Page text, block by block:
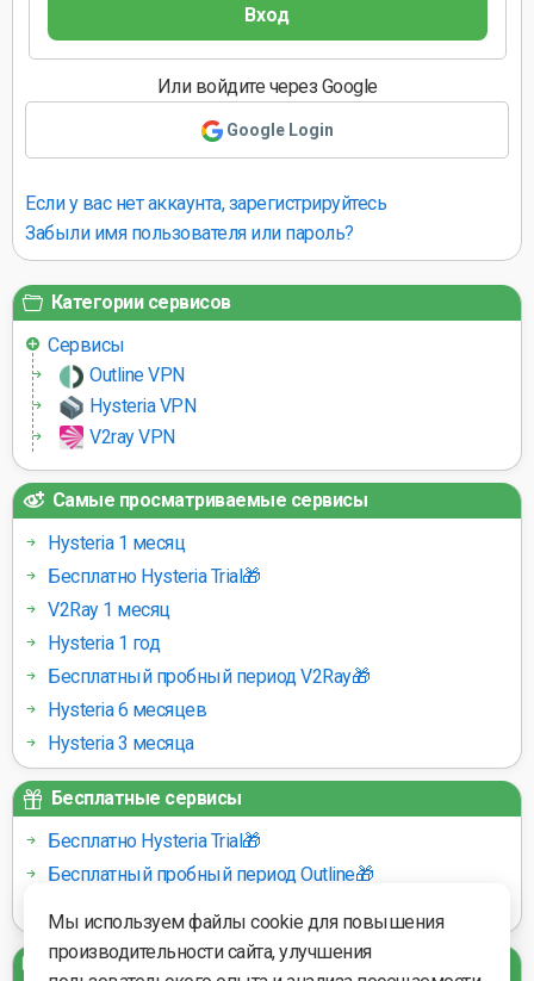
Мы используем файлы cookie для повышения
производительности сайта, улучшения
Вход
Или войдите через Google
Google Login
Если у вас нет аккаунта, зарегистрируйтесь
Забыли имя пользователя или пароль?
Категории сервисов
Сервисы
Outline VPN
Hysteria VPN
V2ray VPN
Самые просматриваемые сервисы
Hysteria 1 месяц
Бесплатно Hysteria Trial🎁
V2Ray 1 месяц
Hysteria 1 год
Бесплатный пробный период V2Ray🎁
Hysteria 6 месяцев
Hysteria 3 месяца
Бесплатные сервисы
Бесплатно Hysteria Trial🎁
Бесплатный пробный период Outline🎁
Бесплатный пробный период V2Ray🎁
Платёжные шлюзы